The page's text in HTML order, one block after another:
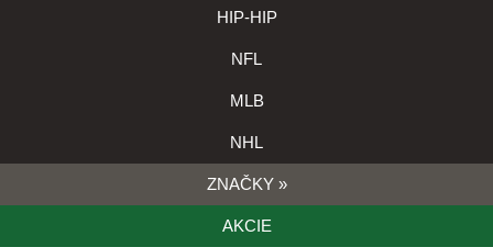
HIP-HIP
NFL
MLB
NHL
ZNAČKY »
AKCIE